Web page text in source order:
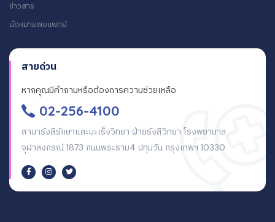
ข่าวสาร
นัดหมายพบแพทย์
สายด่วน
หากคุณมีคำถามหรือต้องการความช่วยเหลือ
02-256-4100
สาขารังสีรักษาและมะเร็งวิทยา ฝ่ายรังสีวิทยา โรงพยาบาล
จุฬาลงกรณ์ 1873 ถนนพระราม4 ปทุมวัน กรุงเทพฯ 10330